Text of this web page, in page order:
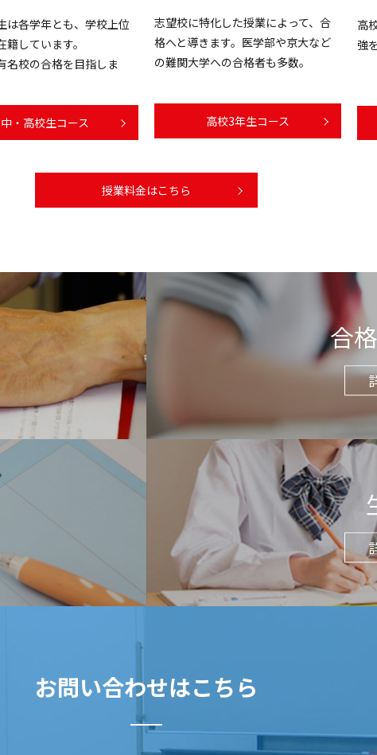
は各学年とも、学校上位
籍しています。
名校の合格を目指しま
中・高校生コース
志望校に特化した授業によって、合
格へと導きます。医学部や京大など
の難関大学への合格者も多数。
高校3年生コース
高
強
授業料金はこちら
合
お問い合わせはこちら